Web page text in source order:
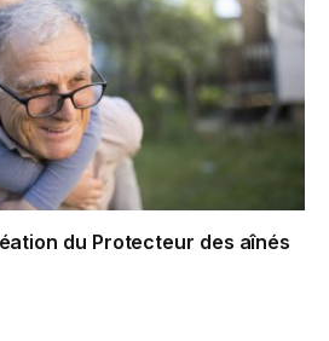
du Protecteur des aînés